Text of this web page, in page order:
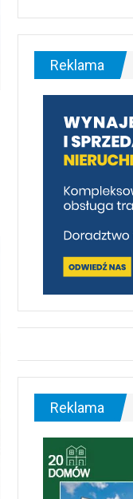
Reklama
Reklama